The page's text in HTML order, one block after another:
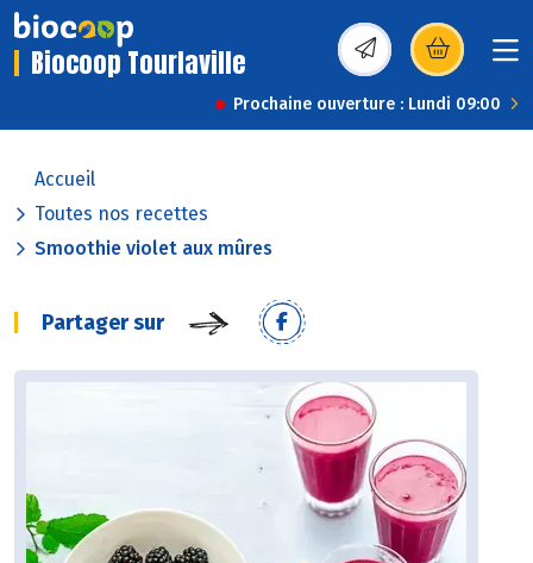
Biocoop Tourlaville (s’ouvre dans une
Prochaine ouverture : Lundi 09:00
Accueil
Toutes nos recettes
Smoothie violet aux mûres
Partager sur